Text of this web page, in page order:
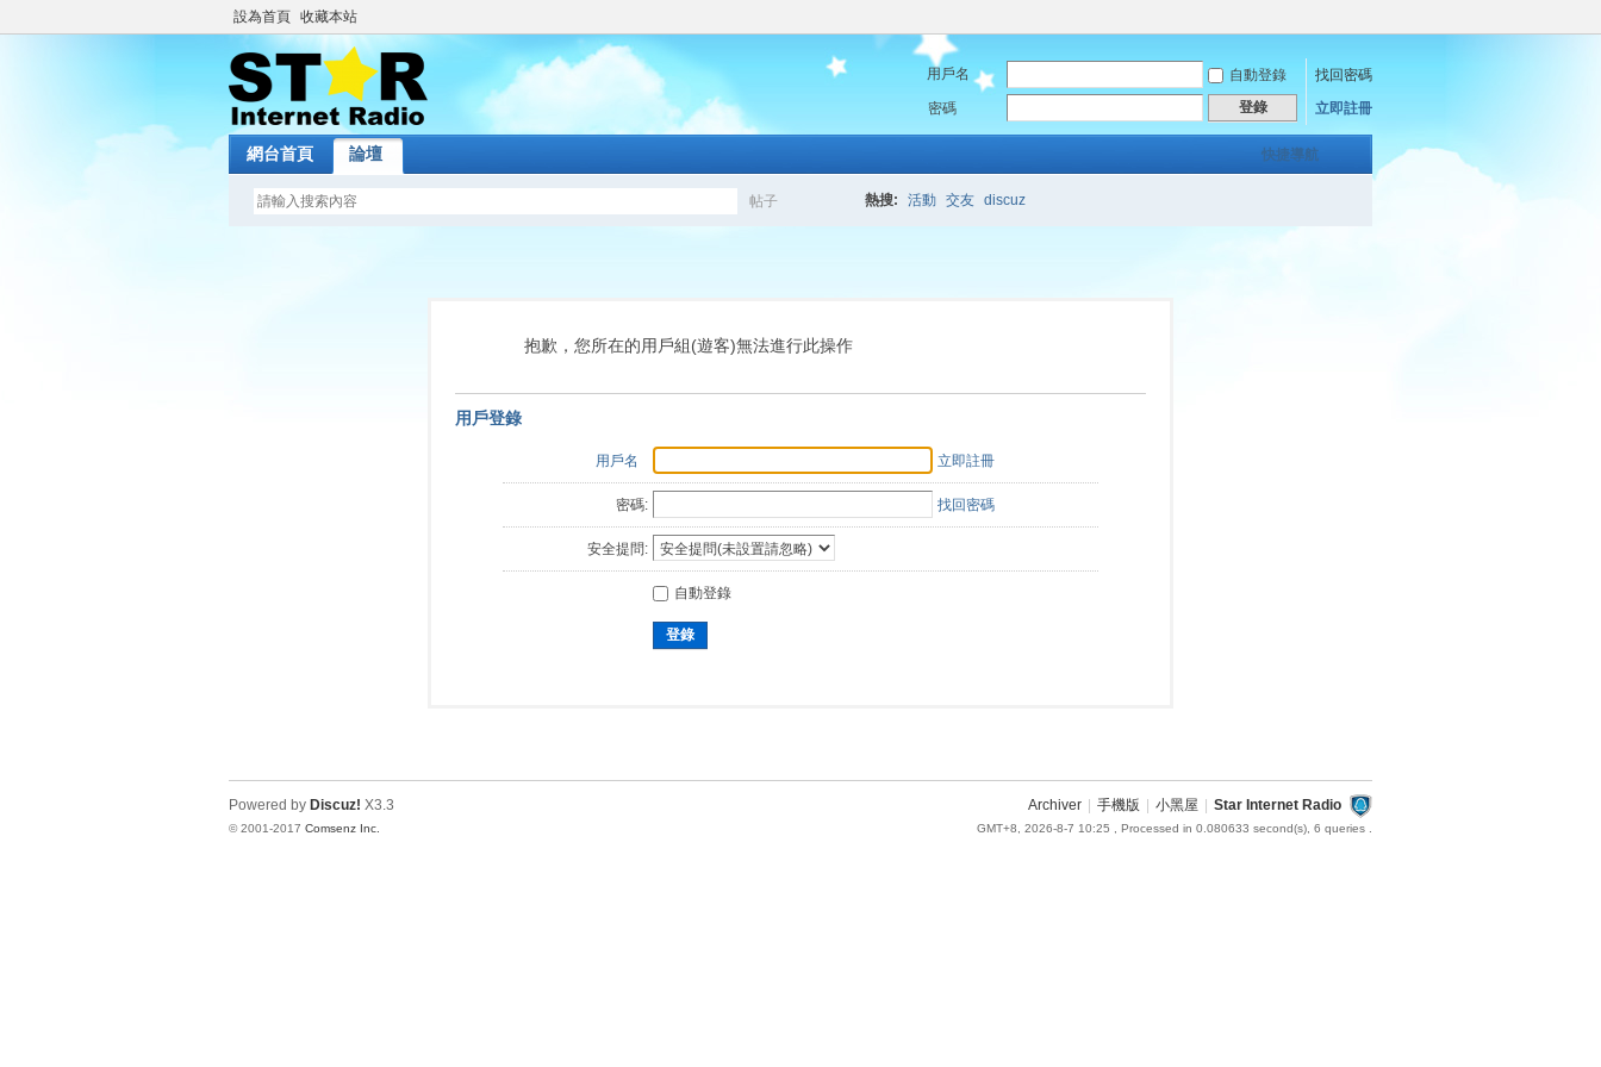
設為首頁 收藏本站
用戶名 自動登錄
找回密碼
密碼
登錄 立即註冊
快捷導航
網台首頁 論壇
帖子
索
熱搜: 活動 交友 discuz
抱歉，您所在的用戶組(遊客)無法進行此操作
用戶登錄
用戶名 立即註冊
密碼: 找回密碼
安全提問:
自動登錄
登錄
Archiver 手機版 小黑屋 Star Internet Radio
GMT+8, 2026-8-7 10:25 , Processed in 0.080633 second(s), 6 queries .
Powered by Discuz! X3.3
© 2001-2017 Comsenz Inc.